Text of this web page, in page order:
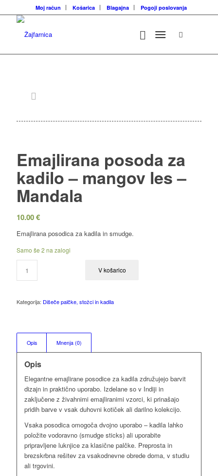
Moj račun Košarica Blagajna Pogoji poslovanja
Emajlirana posoda za
kadilo – mangov les –
Mandala
10.00€
Emajlirana posodica za kadila in smudge.
Samo še 2 na zalogi
V košarico
Kategorija: Dišeče palčke, stožci in kadila
Opis Mnenja (0)
Opis
Elegantne emajlirane posodice za kadila združujejo barvit
dizajn in praktično uporabo. Izdelane so v Indiji in
zaključene z živahnimi emajliranimi vzorci, ki prinašajo
pridih barve v vsak duhovni kotiček ali darilno kolekcijo.
Vsaka posodica omogoča dvojno uporabo – kadila lahko
položite vodoravno (smudge sticks) ali uporabite
pripravljene luknjice za klasične palčke. Preprosta in
brezskrbna rešitev za vsakodnevne obrede doma, v studiu
ali trgovini.